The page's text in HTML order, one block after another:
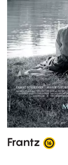
Frantz